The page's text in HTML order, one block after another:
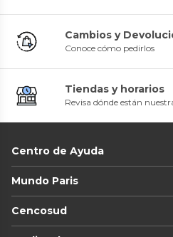
Cambios y
Conoce cómo pedirlos
Tiendas y horarios
Revisa dónde están
Centro de Ayuda
Mundo Paris
Cencosud